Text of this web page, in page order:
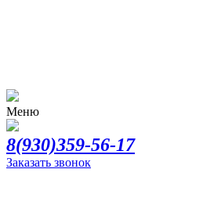
Меню
8(930)359-56-17
Заказать звонок